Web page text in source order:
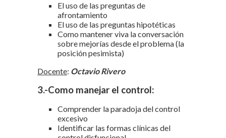
El uso de las preguntas de
afrontamiento
El uso de las preguntas hipotéticas
Como mantener viva la conversación
sobre mejorías desde el problema (la
posición pesimista)
Docente: Octavio Rivero
3.-Como manejar el control:
Comprender la paradoja del control
excesivo
Identificar las formas clínicas del